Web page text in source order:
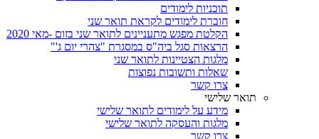
תוכניות לימודים
חוברת לימודים לקראת תואר שני
הקלטת מפגש מתעניינים לתואר שני בזום -מאי 2020
הרצאות סגל ביה"ס במסגרת "צהרי יום ג'"
מלגות הצטיינות לתואר שני
שאלות ותשובות נפוצות
צרו קשר
תואר שלישי
מידע על לימודים לתואר שלישי
מלגות והעסקה לתואר שלישי
צרו קשר